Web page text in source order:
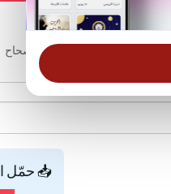
الإصحاح
📥 حمّل